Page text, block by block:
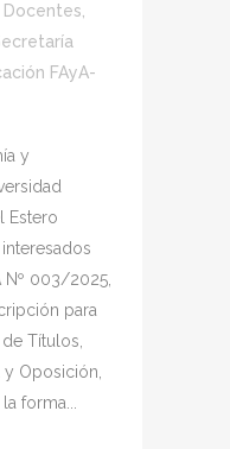
Docentes
FAyA-
y
Estero
Nº 003/2025,
para
Títulos,
y Oposición,
forma...